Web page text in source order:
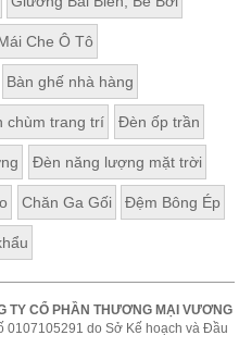
Che Ô Tô
Bàn ghế nhà hàng
chùm trang trí Đèn ốp trần
Đèn năng lượng mặt trời
Chăn Ga Gối Đệm Bông Ép
TY CỔ PHẦN THƯƠNG MẠI VƯƠNG
0107105291 do Sở Kế hoạch và Đầu